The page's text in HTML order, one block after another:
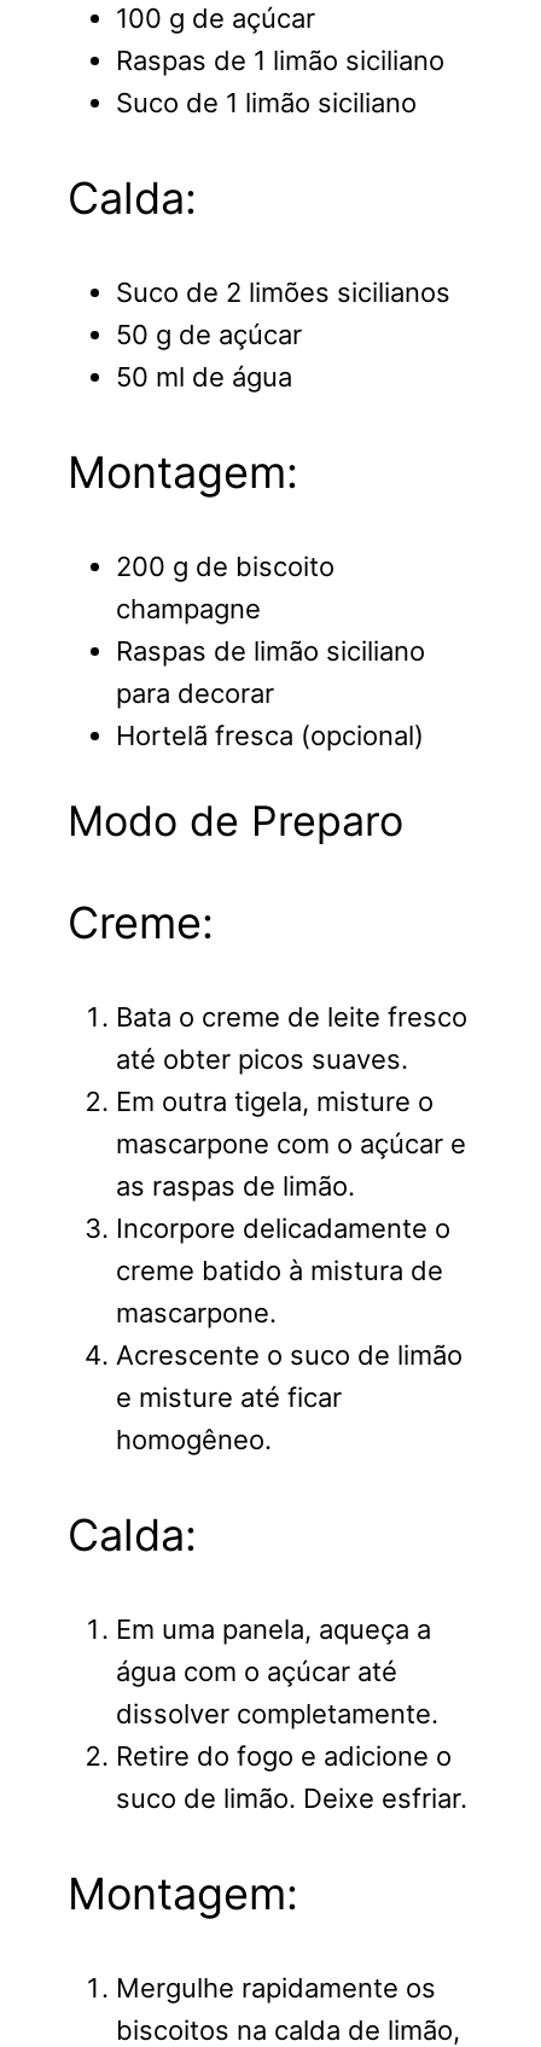
100 g de açúcar
Raspas de 1 limão siciliano
Suco de 1 limão siciliano
Calda:
Suco de 2 limões sicilianos
50 g de açúcar
50 ml de água
Montagem:
200 g de biscoito
champagne
Raspas de limão siciliano
para decorar
Hortelã fresca (opcional)
Modo de Preparo
Creme:
Bata o creme de leite fresco
até obter picos suaves.
Em outra tigela, misture o
mascarpone com o açúcar e
as raspas de limão.
Incorpore delicadamente o
creme batido à mistura de
mascarpone.
Acrescente o suco de limão
e misture até ficar
homogêneo.
Calda:
Em uma panela, aqueça a
água com o açúcar até
dissolver completamente.
Retire do fogo e adicione o
suco de limão. Deixe esfriar.
Montagem:
Mergulhe rapidamente os
biscoitos na calda de limão,